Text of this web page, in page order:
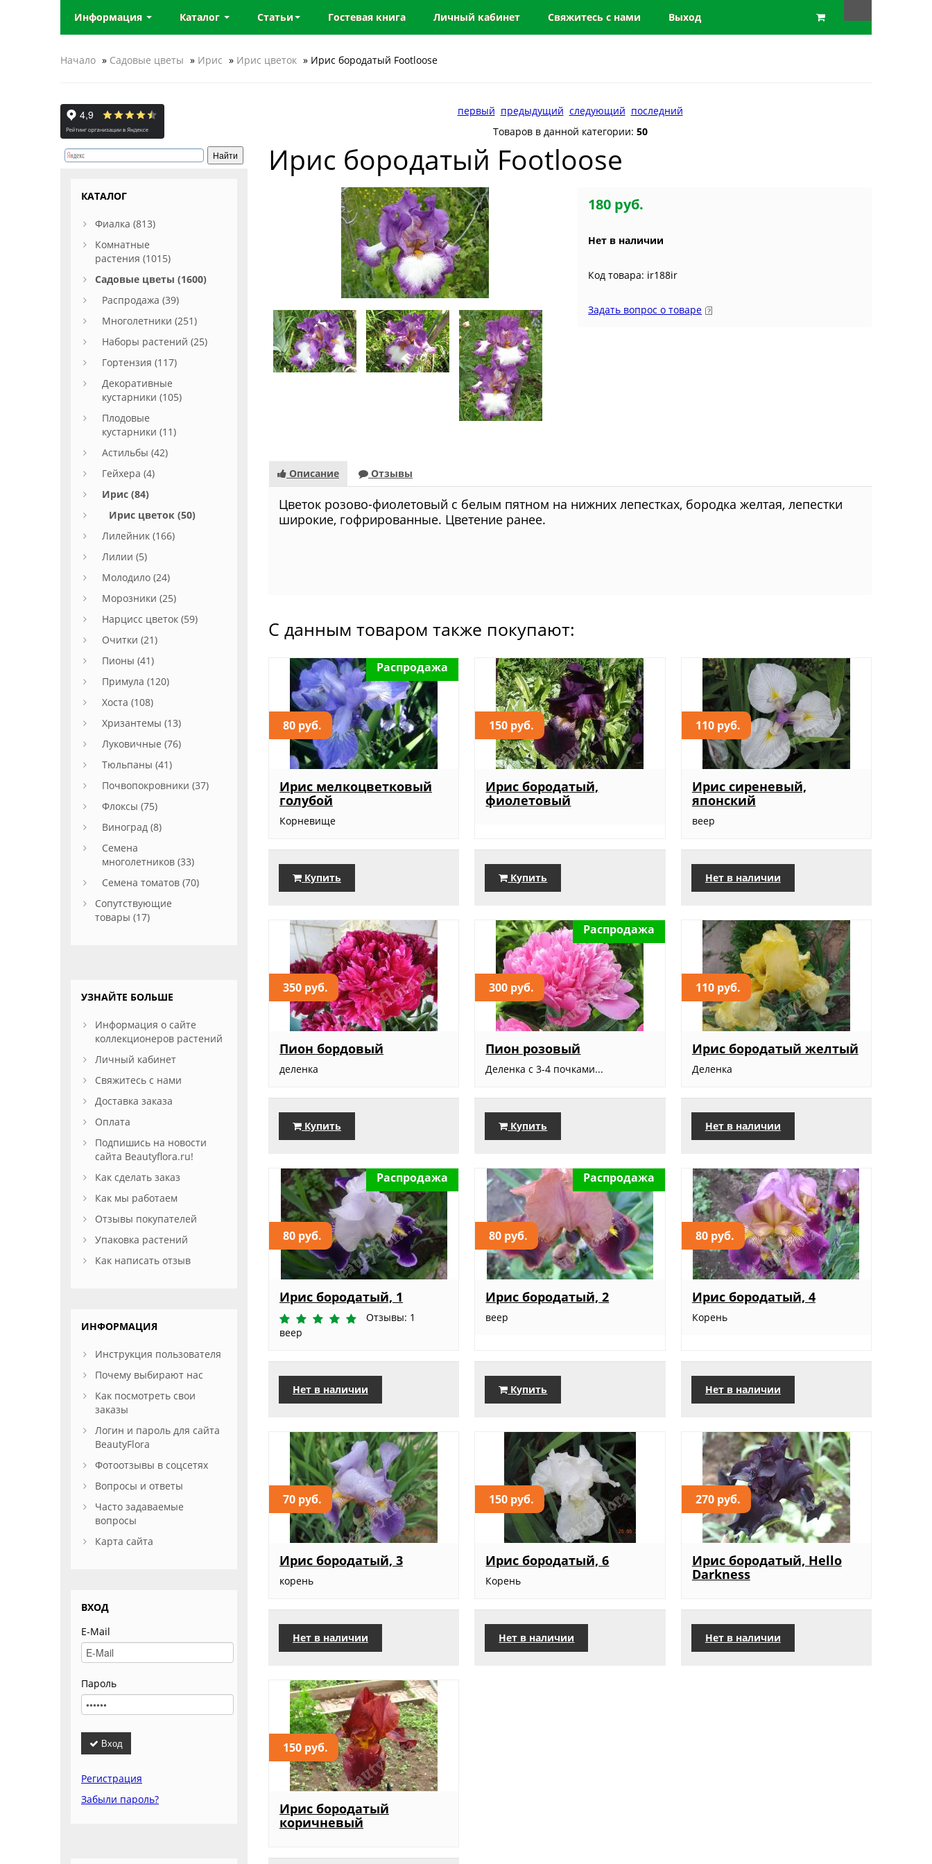
Информация Каталог Статьи Гостевая книга Личный кабинет Свяжитесь с нами Выход
Начало » Садовые цветы » Ирис » Ирис цветок » Ирис бородатый Footloose
первый предыдущий следующий последний
Товаров в данной категории: 50
Ирис бородатый Footloose
180 руб.
Нет в наличии
Код товара: ir188ir
Задать вопрос о товаре
Описание Отзывы
Цветок розово-фиолетовый с белым пятном на нижних лепестках, бородка желтая, лепестки
широкие, гофрированные. Цветение ранее.
С данным товаром также покупают:
80 руб.
Распродажа
Ирис мелкоцветковый
голубой
Корневище
Купить
150 руб.
Ирис бородатый,
фиолетовый
Купить
110 руб.
Ирис сиреневый,
японский
веер
Нет в наличии
350 руб.
Пион бордовый
деленка
Купить
300 руб.
Распродажа
Пион розовый
Деленка с 3-4 почками...
Купить
110 руб.
Ирис бородатый желтый
Деленка
Нет в наличии
80 руб.
Распродажа
Ирис бородатый, 1
Отзывы: 1
веер
Нет в наличии
80 руб.
Распродажа
Ирис бородатый, 2
веер
Купить
80 руб.
Ирис бородатый, 4
Корень
Нет в наличии
70 руб.
Ирис бородатый, 3
корень
Нет в наличии
150 руб.
Ирис бородатый, 6
Корень
Нет в наличии
270 руб.
Ирис бородатый, Hello
Darkness
Нет в наличии
150 руб.
Ирис бородатый
коричневый
КАТАЛОГ
Фиалка (813)
Комнатные
растения (1015)
Садовые цветы (1600)
Распродажа (39)
Многолетники (251)
Наборы растений (25)
Гортензия (117)
Декоративные
кустарники (105)
Плодовые
кустарники (11)
Астильбы (42)
Гейхера (4)
Ирис (84)
Ирис цветок (50)
Лилейник (166)
Лилии (5)
Молодило (24)
Морозники (25)
Нарцисс цветок (59)
Очитки (21)
Пионы (41)
Примула (120)
Хоста (108)
Хризантемы (13)
Луковичные (76)
Тюльпаны (41)
Почвопокровники (37)
Флоксы (75)
Виноград (8)
Семена
многолетников (33)
Семена томатов (70)
Сопутствующие
товары (17)
УЗНАЙТЕ БОЛЬШЕ
Информация о сайте
коллекционеров растений
Личный кабинет
Свяжитесь с нами
Доставка заказа
Оплата
Подпишись на новости
сайта Beautyflora.ru!
Как сделать заказ
Как мы работаем
Отзывы покупателей
Упаковка растений
Как написать отзыв
ИНФОРМАЦИЯ
Инструкция пользователя
Почему выбирают нас
Как посмотреть свои
заказы
Логин и пароль для сайта
BeautyFlora
Фотоотзывы в соцсетях
Вопросы и ответы
Часто задаваемые
вопросы
Карта сайта
ВХОД
E-Mail
Пароль
Вход
Регистрация
Забыли пароль?